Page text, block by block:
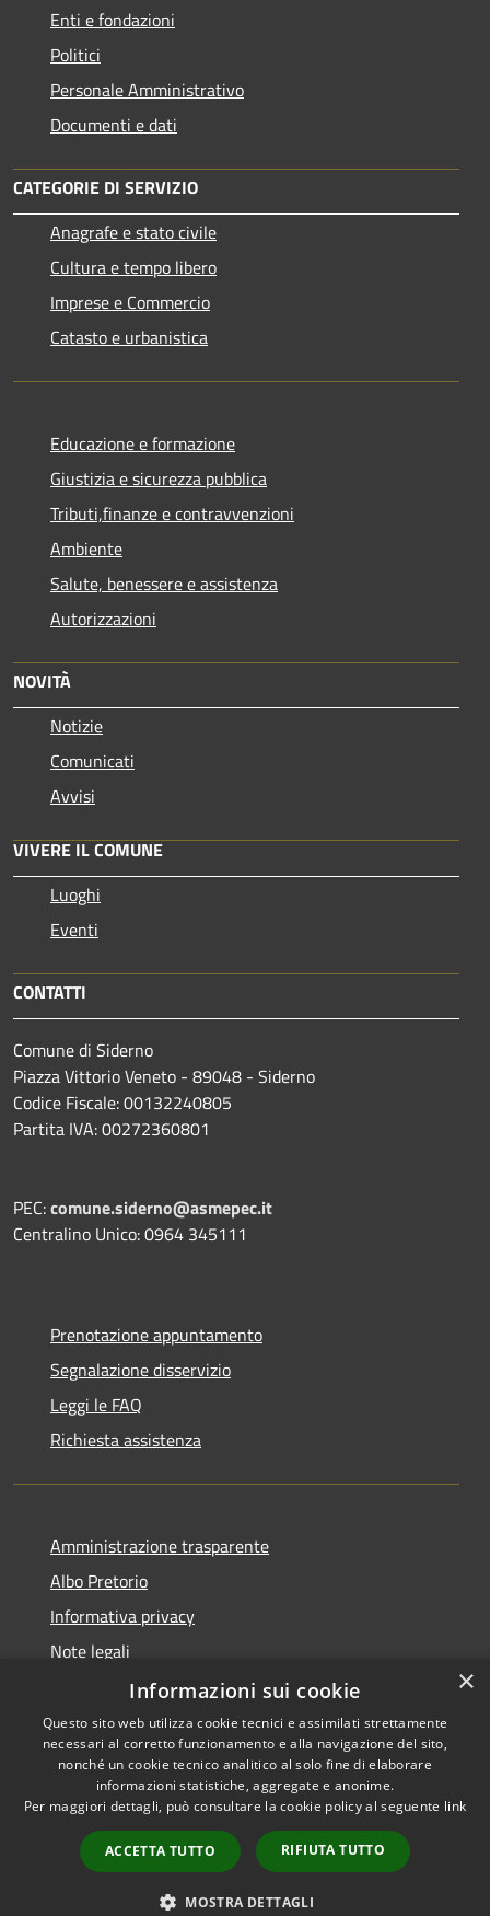
Enti e fondazioni
Politici
Personale Amministrativo
Documenti e dati
CATEGORIE DI SERVIZIO
Anagrafe e stato civile
Cultura e tempo libero
Imprese e Commercio
Catasto e urbanistica
Educazione e formazione
Giustizia e sicurezza pubblica
Tributi,finanze e contravvenzioni
Ambiente
Salute, benessere e assistenza
Autorizzazioni
NOVITÀ
Notizie
Comunicati
Avvisi
VIVERE IL COMUNE
Luoghi
Eventi
CONTATTI
Comune di Siderno
Piazza Vittorio Veneto - 89048 - Siderno
Codice Fiscale: 00132240805
Partita IVA: 00272360801
PEC:comune.siderno@asmepec.it
Centralino Unico: 0964 345111
Prenotazione appuntamento
Segnalazione disservizio
Leggi le FAQ
Richiesta assistenza
Amministrazione trasparente
Albo Pretorio
Informativa privacy
Note legali
Dichiarazione di accessibilità
RSS
Accessibilità
Copyright © 2026 • Comune di
Municipium•
Accesso
redazione
×
Informazioni sui cookie
Questo sito web utilizza cookie tecnici e assimilati strettamente
necessari al corretto funzionamento e alla navigazione del sito,
nonché un cookie tecnico analitico al solo fine di elaborare
informazioni statistiche, aggregate e anonime.
Per maggiori dettagli, può consultare la cookie policy al seguente link
ACCETTA TUTTO RIFIUTA TUTTO
MOSTRA DETTAGLI